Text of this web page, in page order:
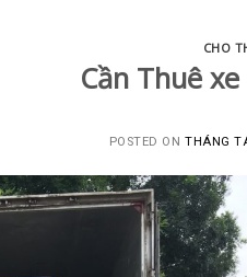
CHO
Cần Thuê
POSTED ONTHÁNG